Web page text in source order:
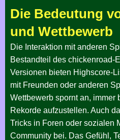
Die Bedeutung
und Wettbewerb
Die Interaktion mit anderen
Bestandteil des chickenroad-
Versionen bieten Highscore-
mit Freunden oder anderen
Wettbewerb spornt an, immer
Rekorde aufzustellen. Auch
Tricks in Foren oder sozialen
Community bei. Das Gefühl,